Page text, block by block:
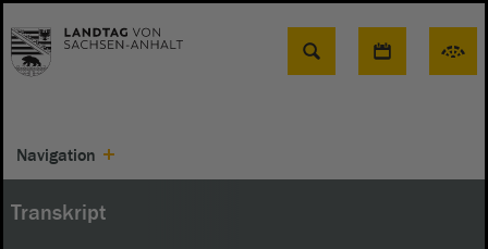
Suche
Navigation
Transkript